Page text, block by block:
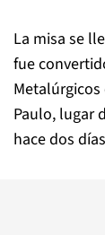
La misa se
fue
Metalúrgicos
Paulo, lugar
hace dos